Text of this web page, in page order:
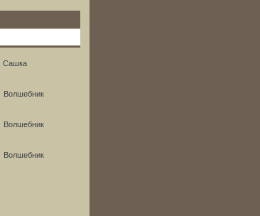
Сашка
Волшебник
Волшебник
Волшебник